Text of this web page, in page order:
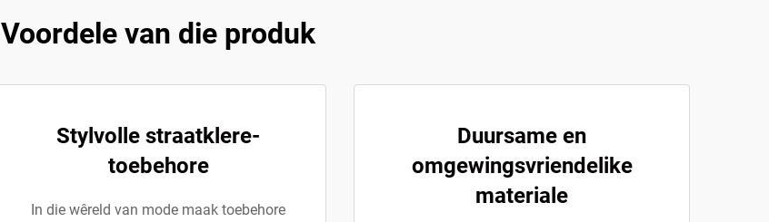
Voordele van die produk
Stylvolle straatklere-
toebehore
In die wêreld van mode maak toebehore
Duursame en
omgewingsvriendelike
materiale